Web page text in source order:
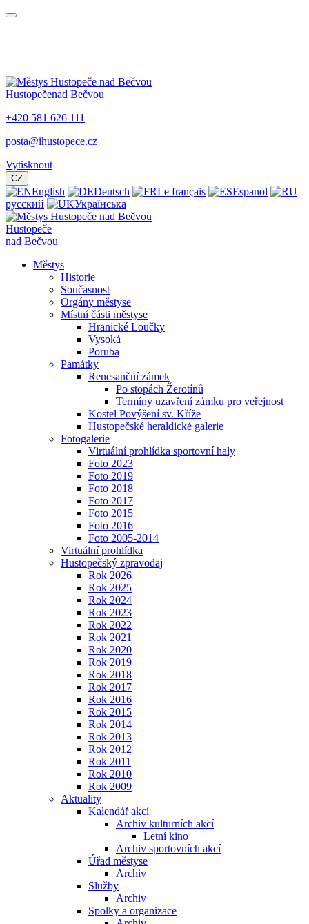
Hustopečenad Bečvou
+420 581 626 111
posta@ihustopece.cz
Vytisknout
CZ
English Deutsch Le français
Espanol
русский
Українська
Hustopeče
nad Bečvou
Městys
Historie
Současnost
Orgány městyse
Místní části městyse
Hranické Loučky
Vysoká
Poruba
Památky
Renesanční zámek
Po stopách Žerotínů
Termíny uzavření zámku pro veřejnost
Kostel Povýšení sv. Kříže
Hustopečské heraldické galerie
Fotogalerie
Virtuální prohlídka sportovní haly
Foto 2023
Foto 2019
Foto 2018
Foto 2017
Foto 2015
Foto 2016
Foto 2005-2014
Virtuální prohlídka
Hustopečský zpravodaj
Rok 2026
Rok 2025
Rok 2024
Rok 2023
Rok 2022
Rok 2021
Rok 2020
Rok 2019
Rok 2018
Rok 2017
Rok 2016
Rok 2015
Rok 2014
Rok 2013
Rok 2012
Rok 2011
Rok 2010
Rok 2009
Aktuality
Kalendář akcí
Archiv kulturních akcí
Letní kino
Archiv sportovních akcí
Úřad městyse
Archiv
Služby
Archiv
Spolky a organizace